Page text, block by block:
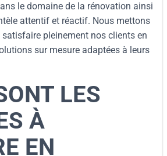
le domaine de la rénovation ainsi
attentif et réactif. Nous mettons
satisfaire pleinement nos clients en
sur mesure adaptées à leurs
LES
À
EN